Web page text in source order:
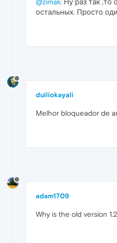
@zimak: Ну раз так
остальных. Просто
duiliokayali
Melhor bloqueador de
adam1709
Why is the old version